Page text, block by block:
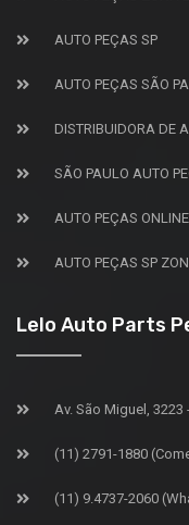
AUTO PEÇAS SP
AUTO PEÇAS SÃO
DISTRIBUIDORA DE
SÃO PAULO AUTO
AUTO PEÇAS ONLINE
AUTO PEÇAS SP
Lelo Auto Parts
Av. São Miguel, 3223
(11) 2791-1880
(11) 9.4737-2060